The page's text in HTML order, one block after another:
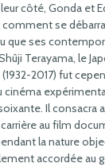
côté, Gonda et
se
que ses
Terayama, le
2017) fut
cinéma
Il consacra
au film
la nature
accordée au